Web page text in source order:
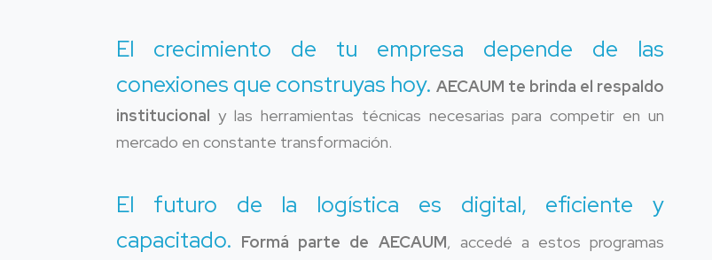
El crecimiento de tu empresa depende de las
conexiones que construyas hoy. AECAUM te brinda el respaldo
institucional y las herramientas técnicas necesarias para competir en un
mercado en constante transformación.
El futuro de la logística es digital, eficiente y
capacitado. Formá parte de AECAUM, accedé a estos programas